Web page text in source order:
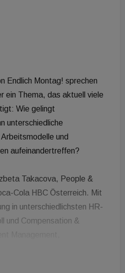
Endlich Montag! sprechen
ein Thema, das aktuell viele
Wie gelingt
unterschiedliche
und
aufeinandertreffen?
Takacova, People &
Cola HBC Österreich. Mit
in unterschiedlichsten HR-
und Compensation &